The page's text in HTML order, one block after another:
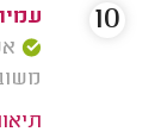
משוב: 22/
10